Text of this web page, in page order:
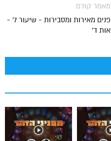
מאמר קודם
פנים מאירות ומסבירות - שיעור 7' -
אות ד'